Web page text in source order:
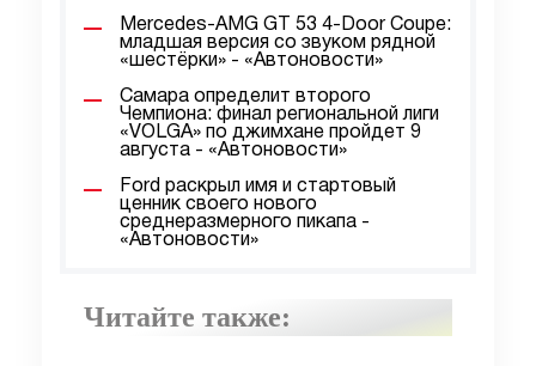
Mercedes-AMG GT 53 4-Door Coupe:
младшая версия со звуком рядной
«шестёрки» - «Автоновости»
Самара определит второго
Чемпиона: финал региональной лиги
«VOLGA» по джимхане пройдет 9
августа - «Автоновости»
Ford раскрыл имя и стартовый
ценник своего нового
среднеразмерного пикапа -
«Автоновости»
Читайте также: